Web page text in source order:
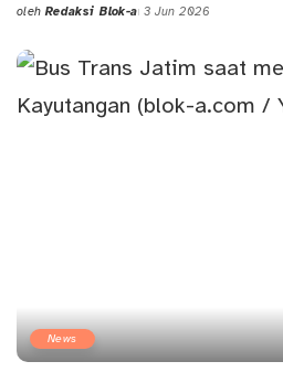
Posted
oleh Redaksi Blok-a 3 Jun 2026
News